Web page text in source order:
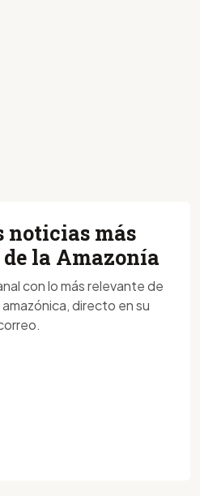
noticias más
la Amazonía
con lo más relevante de
directo en su